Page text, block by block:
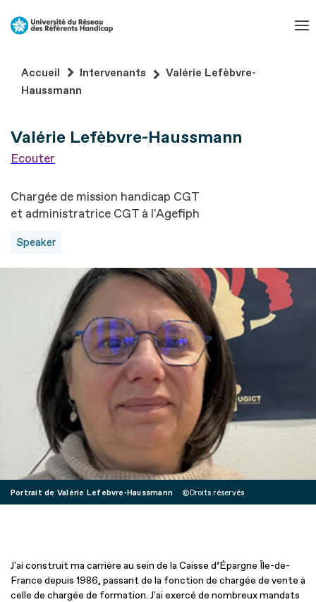
Aller
Aller
au
page
Accueil Intervenants
Valérie Lefèbvre-
Haussmann
Portrait de Valérie Lefebvre‑Haussmann Droits réservés
Valérie Lefèbvre-Haussmann
Ecouter
Chargée de mission handicap CGT
et administratrice CGT à l'Agefiph
Speaker
J'ai construit ma carrière au sein de la Caisse d’Épargne Île-de-
France depuis 1986, passant de la fonction de chargée de vente à
celle de chargée de formation. J'ai exercé de nombreux mandats